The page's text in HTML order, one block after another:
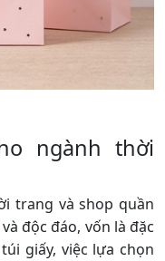
ngành thời
trang và shop quần
độc đáo, vốn là đặc
giấy, việc lựa chọn